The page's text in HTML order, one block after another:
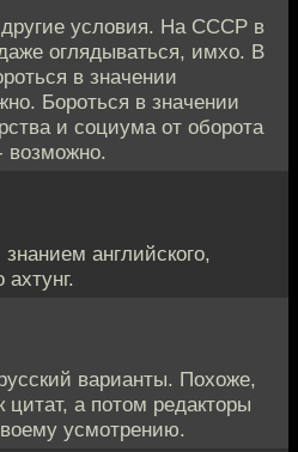
условия. На СССР в
оглядываться, имхо. В
в значении
Бороться в значении
и социума от оборота
возможно.
английского,
ахтунг.
варианты. Похоже,
цитат, а потом редакторы
усмотрению.